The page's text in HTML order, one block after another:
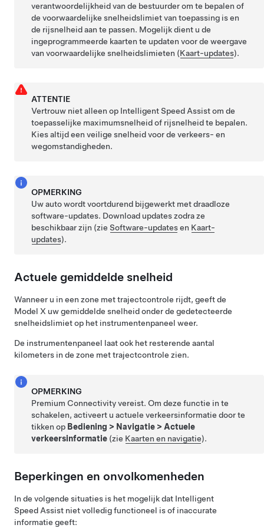
verantwoordelijkheid van de bestuurder om te bepalen of
de voorwaardelijke snelheidslimiet van toepassing is en
de rijsnelheid aan te passen. Mogelijk dient u de
ingeprogrammeerde kaarten te updaten voor de weergave
van voorwaardelijke snelheidslimieten (Kaart-updates).
ATTENTIE
Vertrouw niet alleen op Intelligent Speed Assist om de
toepasselijke maximumsnelheid of rijsnelheid te bepalen.
Kies altijd een veilige snelheid voor de verkeers- en
wegomstandigheden.
OPMERKING
Uw auto wordt voortdurend bijgewerkt met draadloze
software-updates. Download updates zodra ze
beschikbaar zijn (zieSoftware-updatesen Kaart-
updates).
Actuele gemiddelde snelheid
Wanneer u in een zone met trajectcontrole rijdt, geeft de
Model X uw gemiddelde snelheid onder de gedetecteerde
snelheidslimiet op het instrumentenpaneel weer.
De instrumentenpaneel laat ook het resterende aantal
kilometers in de zone met trajectcontrole zien.
OPMERKING
Premium Connectivity vereist. Om deze functie in te
schakelen, activeert u actuele verkeersinformatie door te
tikken op Bediening > Navigatie > Actuele
verkeersinformatie (zie Kaarten en navigatie).
Beperkingen en onvolkomenheden
In de volgende situaties is het mogelijk dat Intelligent
Speed Assist niet volledig functioneel is of inaccurate
informatie geeft: